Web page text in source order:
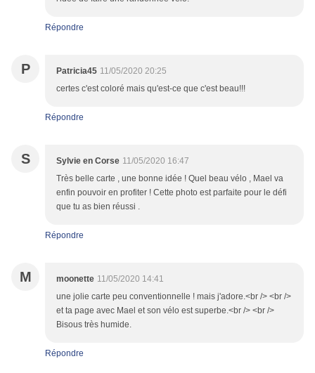
Répondre
P Patricia45 11/05/2020 20:25
certes c'est coloré mais qu'est-ce que c'est beau!!!
Répondre
S Sylvie en Corse 11/05/2020 16:47
Très belle carte , une bonne idée ! Quel beau vélo , Mael va
enfin pouvoir en profiter ! Cette photo est parfaite pour le défi
que tu as bien réussi .
Répondre
M moonette 11/05/2020 14:41
une jolie carte peu conventionnelle ! mais j'adore.<br /> <br />
et ta page avec Mael et son vélo est superbe.<br /> <br />
Bisous très humide.
Répondre